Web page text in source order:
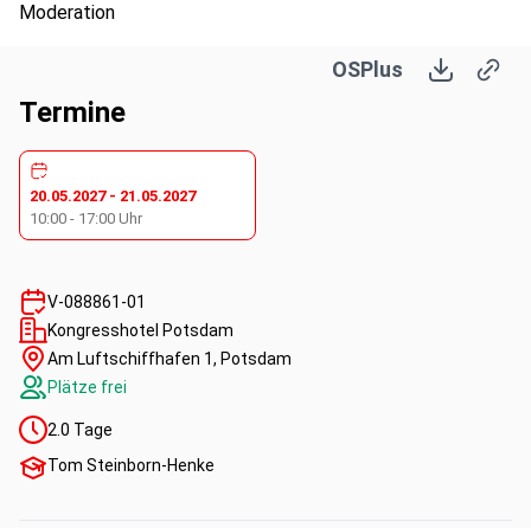
Moderation
OSPlus
Termine
20.05.2027- 21.05.2027
10:00 - 17:00 Uhr
V-088861-01
Kongresshotel Potsdam
Am Luftschiffhafen 1, Potsdam
Plätze frei
2.0 Tage
Tom Steinborn-Henke